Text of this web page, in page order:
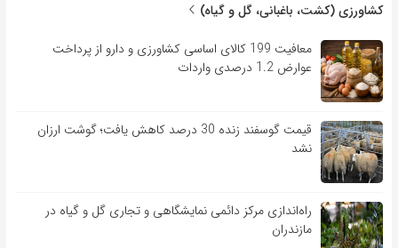
کشاورزی (کشت، باغبانی، گل و گیاه)
معافیت 199 کالای اساسی کشاورزی و دارو از پرداخت
عوارض 1.2 درصدی واردات
قیمت گوسفند زنده 30 درصد کاهش یافت؛ گوشت ارزان
نشد
راه‌اندازی مرکز دائمی نمایشگاهی و تجاری گل و گیاه در
مازندران